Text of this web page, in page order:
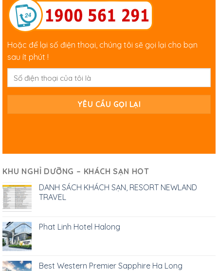
Hoặc để lại số điện thoại, chúng tôi sẽ gọi lại cho bạn
sau ít phút !
KHU NGHỈ DƯỠNG – KHÁCH SẠN HOT
DANH SÁCH KHÁCH SẠN, RESORT NEWLAND
TRAVEL
Phat Linh Hotel Halong
Best Western Premier Sapphire Ha Long